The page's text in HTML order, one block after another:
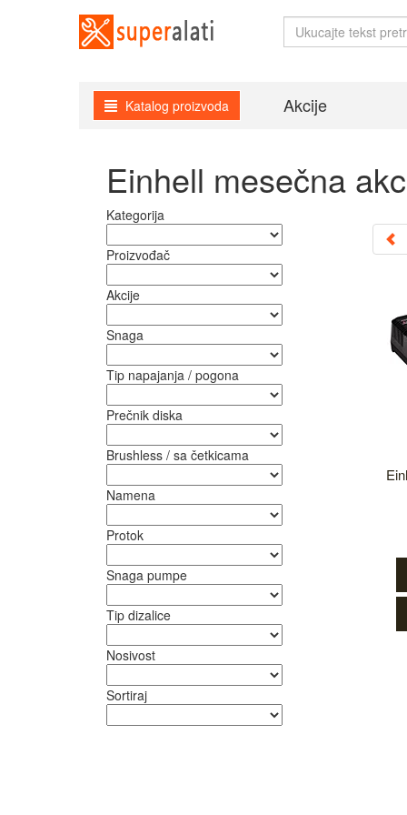
Katalog proizvoda Akcije
Einhell mesečna
Kategorija
Proizvođač
Akcije
Snaga
Tip napajanja / pogona
Prečnik diska
Brushless / sa četkicama
Namena
Protok
Snaga pumpe
Tip dizalice
Nosivost
Sortiraj